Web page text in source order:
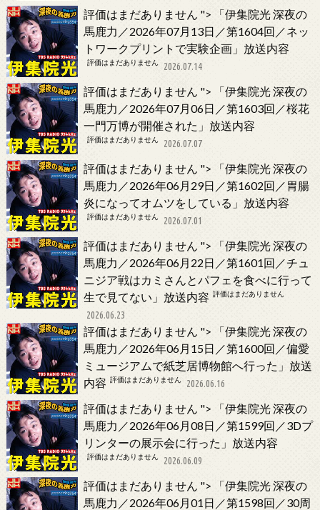
評価はまだありません ">
「伊集院光 深夜の
馬鹿力／2026年07月13日／第1604回／ネッ
トワークプリントで実験企画」放送内容
評価はまだありません 2026.07.14
評価はまだありません ">
「伊集院光 深夜の
馬鹿力／2026年07月06日／第1603回／桜花
一門万博が開催された」放送内容
評価はまだありません 2026.07.07
評価はまだありません ">
「伊集院光 深夜の
馬鹿力／2026年06月29日／第1602回／胃腸
炎になってオムツをしている」放送内容
評価はまだありません 2026.07.01
評価はまだありません ">
「伊集院光 深夜の
馬鹿力／2026年06月22日／第1601回／チュ
ニジア戦はカミさんとパフェを食べに行って
生で見てない」放送内容 評価はまだありません
2026.06.23
評価はまだありません ">
「伊集院光 深夜の
馬鹿力／2026年06月15日／第1600回／偏愛
ミュージアムで紙芝居博物館へ行った」放送
内容 評価はまだありません 2026.06.16
評価はまだありません ">
「伊集院光 深夜の
馬鹿力／2026年06月08日／第1599回／3Dプ
リンターの展示会に行った」放送内容
評価はまだありません 2026.06.09
評価はまだありません ">
「伊集院光 深夜の
馬鹿力／2026年06月01日／第1598回／30周